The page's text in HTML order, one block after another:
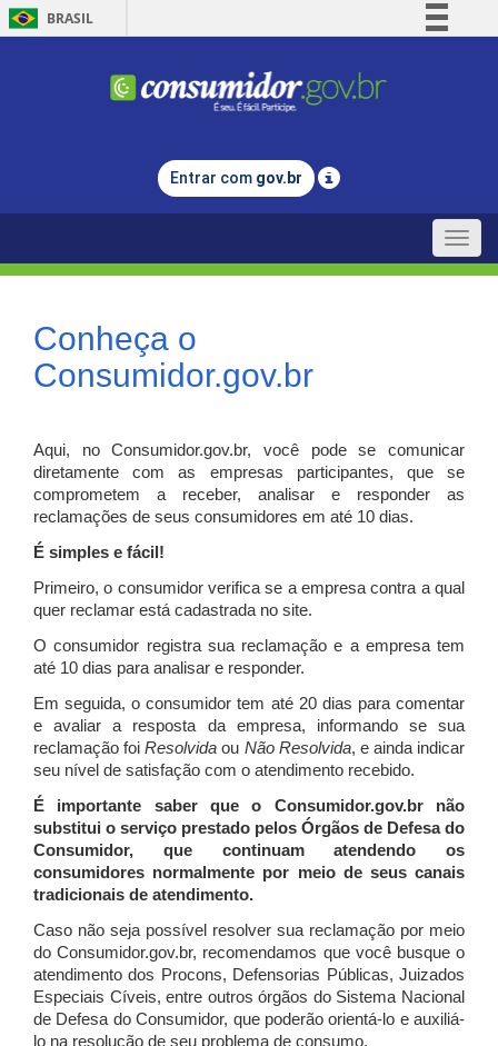
BRASIL
Comunica BR
Legislação
Entrar com gov.br
Toggle
Conheça o
Consumidor.gov.br
Aqui, no Consumidor.gov.br, você pode se comunicar
diretamente com as empresas participantes, que se
comprometem a receber, analisar e responder as
reclamações de seus consumidores em até 10 dias.
É simples e fácil!
Primeiro, o consumidor verifica se a empresa contra a qual
quer reclamar está cadastrada no site.
O consumidor registra sua reclamação e a empresa tem
até 10 dias para analisar e responder.
Em seguida, o consumidor tem até 20 dias para comentar
e avaliar a resposta da empresa, informando se sua
reclamação foiResolvida ou Não Resolvida, e ainda indicar
seu nível de satisfação com o atendimento recebido.
É importante saber que o Consumidor.gov.br não
substitui o serviço prestado pelos Órgãos de Defesa do
Consumidor, que continuam atendendo os
consumidores normalmente por meio de seus canais
tradicionais de atendimento.
Caso não seja possível resolver sua reclamação por meio
do Consumidor.gov.br, recomendamos que você busque o
atendimento dos Procons, Defensorias Públicas, Juizados
Especiais Cíveis, entre outros órgãos do Sistema Nacional
de Defesa do Consumidor, que poderão orientá-lo e auxiliá-
lo na resolução de seu problema de consumo.